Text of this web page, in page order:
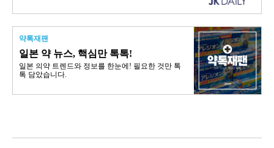
약톡재팬
일본 약 뉴스, 핵심만 톡톡!
일본 의약 트렌드와 정보를 한눈에! 필요한 것만 톡
톡 담았습니다.